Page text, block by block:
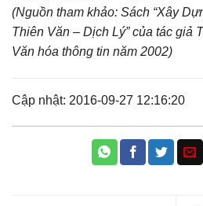
(Nguồn tham khảo: Sách “Xây
Thiên Văn – Dịch Lý” của tác giả
Văn hóa thông tin năm 2002)
Cập nhật: 2016-09-27 12:16:20